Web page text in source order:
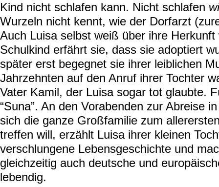
Kind nicht schlafen kann. Nicht schlafen
Wurzeln nicht kennt, wie der Dorfarzt
Auch Luisa selbst weiß über ihre
Schulkind erfährt sie, dass sie adoptiert
später erst begegnet sie ihrer leiblichen
Jahrzehnten auf den Anruf ihrer Tochter
Vater Kamil, der Luisa sogar tot glaubte.
“Suna”. An den Vorabenden zur Abreise
sich die ganze Großfamilie zum
treffen will, erzählt Luisa ihrer kleinen
verschlungene Lebensgeschichte und
gleichzeitig auch deutsche und
lebendig.